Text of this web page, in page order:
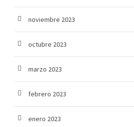
noviembre 2023
octubre 2023
marzo 2023
febrero 2023
enero 2023